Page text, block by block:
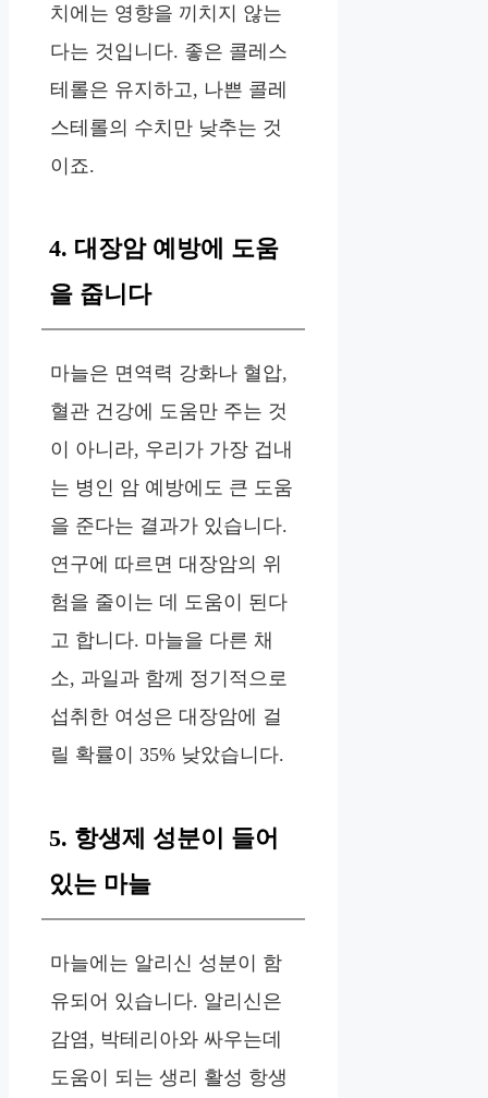
치에는 영향을 끼치지 않는
다는 것입니다. 좋은 콜레스
테롤은 유지하고, 나쁜 콜레
스테롤의 수치만 낮추는 것
이죠.
4. 대장암 예방에 도움
을 줍니다
마늘은 면역력 강화나 혈압,
혈관 건강에 도움만 주는 것
이 아니라, 우리가 가장 겁내
는 병인 암 예방에도 큰 도움
을 준다는 결과가 있습니다.
연구에 따르면 대장암의 위
험을 줄이는 데 도움이 된다
고 합니다. 마늘을 다른 채
소, 과일과 함께 정기적으로
섭취한 여성은 대장암에 걸
릴 확률이 35% 낮았습니다.
5. 항생제 성분이 들어
있는 마늘
마늘에는 알리신 성분이 함
유되어 있습니다. 알리신은
감염, 박테리아와 싸우는데
도움이 되는 생리 활성 항생